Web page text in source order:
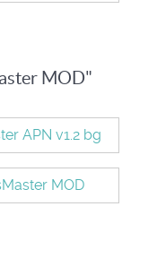
MOD"
APN v1.2 bg
MOD